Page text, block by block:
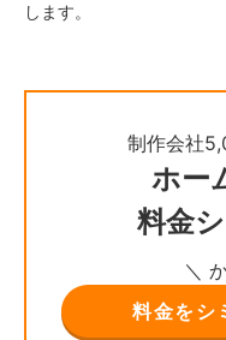
します。
制作会社
ホー
料金
＼
料金をシ